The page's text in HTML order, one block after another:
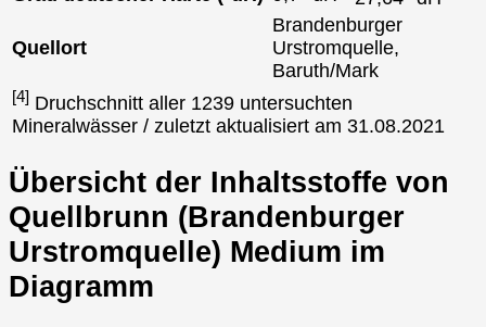
Quellort
Brandenburger
Urstromquelle,
Baruth/Mark
[4] Druchschnitt aller 1239 untersuchten
Mineralwässer / zuletzt aktualisiert am 31.08.2021
Übersicht der Inhaltsstoffe von
Quellbrunn (Brandenburger
Urstromquelle) Medium im
Diagramm